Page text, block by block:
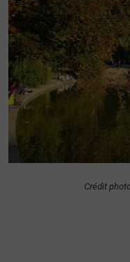
Crédit